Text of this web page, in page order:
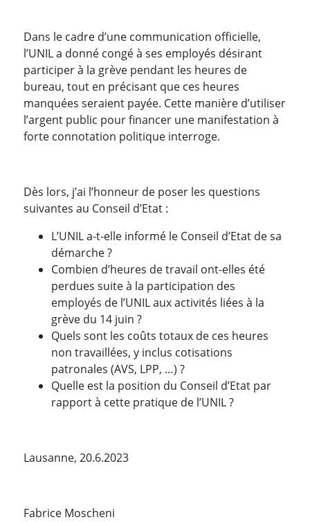
Dans le cadre d’une communication officielle,
l’UNIL a donné congé à ses employés désirant
participer à la grève pendant les heures de
bureau, tout en précisant que ces heures
manquées seraient payée. Cette manière d’utiliser
l’argent public pour financer une manifestation à
forte connotation politique interroge.
Dès lors, j’ai l’honneur de poser les questions
suivantes au Conseil d’Etat :
L’UNIL a-t-elle informé le Conseil d’Etat de sa
démarche ?
Combien d’heures de travail ont-elles été
perdues suite à la participation des
employés de l’UNIL aux activités liées à la
grève du 14 juin ?
Quels sont les coûts totaux de ces heures
non travaillées, y inclus cotisations
patronales (AVS, LPP, …) ?
Quelle est la position du Conseil d’Etat par
rapport à cette pratique de l’UNIL ?
Lausanne, 20.6.2023
Fabrice Moscheni